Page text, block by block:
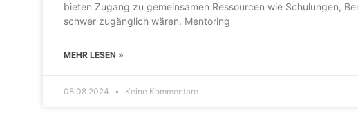
bieten Zugang zu gemeinsamen Ressourcen wie Schulungen,
schwer zugänglich wären. Mentoring
MEHR LESEN »
08.08.2024 Keine Kommentare